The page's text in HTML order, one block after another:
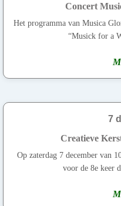
Concert
Het programma van Musica
“Musick for a
7
Creatieve
Op zaterdag 7 december van
voor de 8e keer